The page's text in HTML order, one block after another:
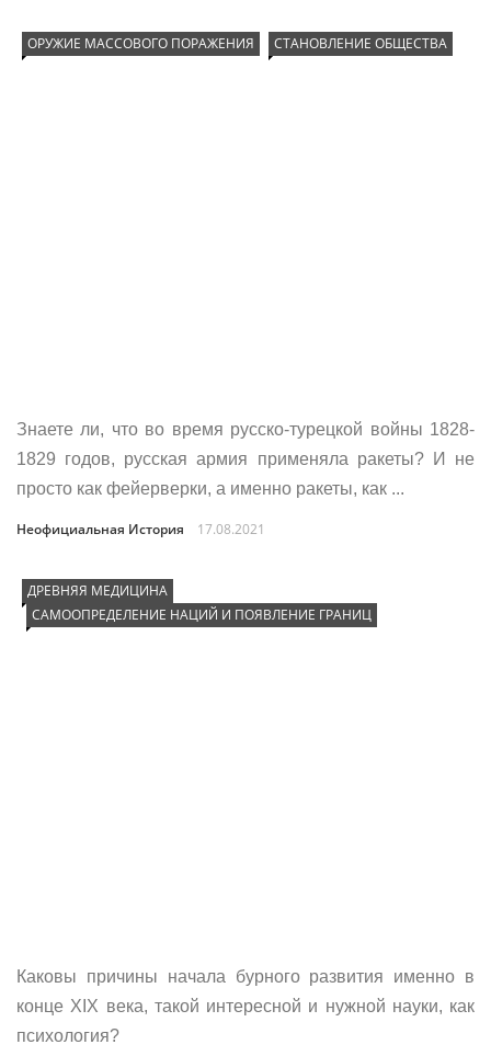
ОРУЖИЕ МАССОВОГО ПОРАЖЕНИЯ СТАНОВЛЕНИЕ ОБЩЕСТВА
Знаете ли, что во время русско-турецкой войны 1828-
1829 годов, русская армия применяла ракеты? И не
просто как фейерверки, а именно ракеты, как ...
Неофициальная История 17.08.2021
ДРЕВНЯЯ МЕДИЦИНА
САМООПРЕДЕЛЕНИЕ НАЦИЙ И ПОЯВЛЕНИЕ ГРАНИЦ
Каковы причины начала бурного развития именно в
конце XIX века, такой интересной и нужной науки, как
психология?